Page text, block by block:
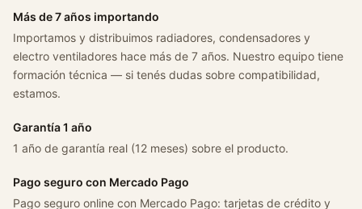
.
4
A
u
t
o
t
i
Más de 7 años importando
Importamos y distribuimos radiadores, condensadores y
electro ventiladores hace más de 7 años. Nuestro equipo tiene
formación técnica — si tenés dudas sobre compatibilidad,
estamos.
Garantía 1 año
1 año de garantía real (12 meses) sobre el producto.
Pago seguro con Mercado Pago
Pago seguro online con Mercado Pago: tarjetas de crédito y